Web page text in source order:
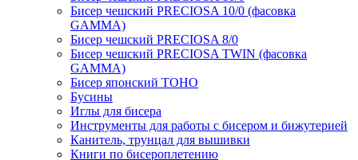
Бисер чешский PRECIOSA 10/0 (фасовка
GAMMA)
Бисер чешский PRECIOSA 8/0
Бисер чешский PRECIOSA TWIN (фасовка
GAMMA)
Бисер японский TOHO
Бусины
Иглы для бисера
Инструменты для работы с бисером и бижутерией
Канитель, трунцал для вышивки
Книги по бисероплетению